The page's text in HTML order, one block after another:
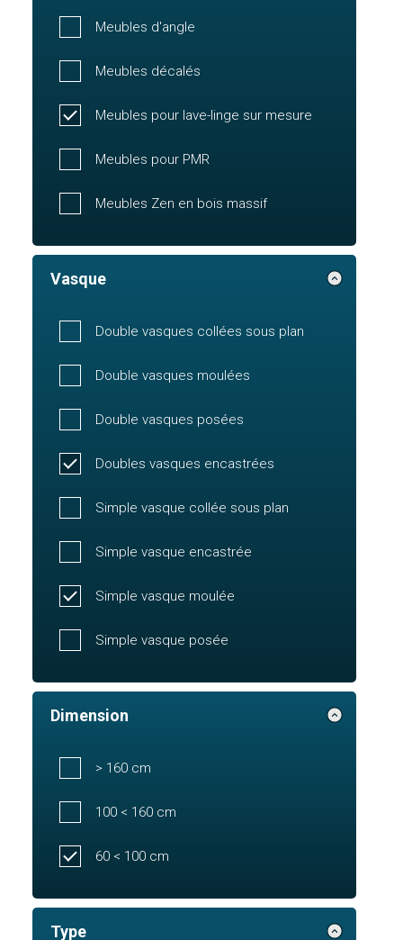
Meubles d'angle
Meubles décalés
Meubles pour lave-linge sur mesure
Meubles pour PMR
Meubles Zen en bois massif
Vasque
Double vasques collées sous plan
Double vasques moulées
Double vasques posées
Doubles vasques encastrées
Simple vasque collée sous plan
Simple vasque encastrée
Simple vasque moulée
Simple vasque posée
Dimension
> 160 cm
100 < 160 cm
60 < 100 cm
Type